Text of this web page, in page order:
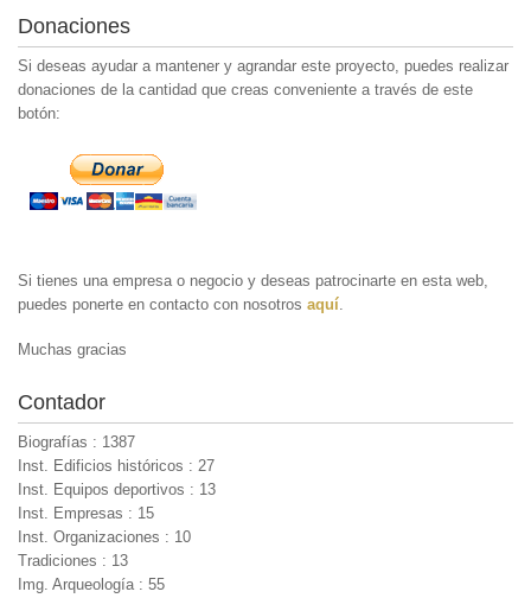
Donaciones
Si deseas ayudar a mantener y agrandar este proyecto, puedes realizar
donaciones de la cantidad que creas conveniente a través de este
botón:
Si tienes una empresa o negocio y deseas patrocinarte en esta web,
puedes ponerte en contacto con nosotros aquí
Muchas gracias
Contador
Biografías : 1387
Inst. Edificios históricos : 27
Inst. Equipos deportivos : 13
Inst. Empresas : 15
Inst. Organizaciones : 10
Tradiciones : 13
Img. Arqueología : 55